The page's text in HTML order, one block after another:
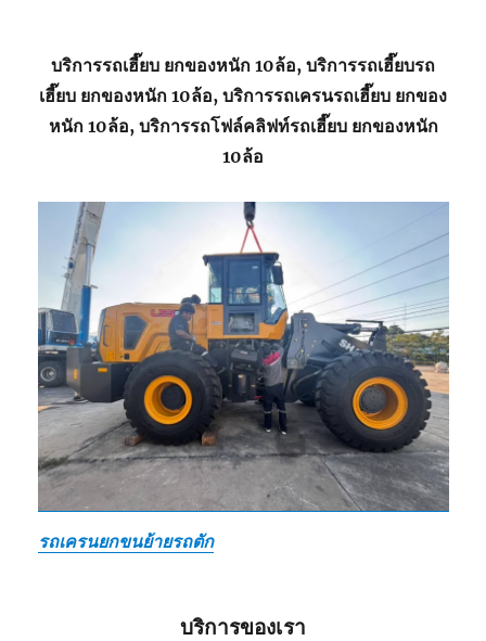
บริการรถเฮี๊ยบ ยกของหนัก 10ล้อ, บริการรถเฮี๊ยบรถ
เฮี๊ยบ ยกของหนัก 10ล้อ, บริการรถเครนรถเฮี๊ยบ ยกของ
หนัก 10ล้อ, บริการรถโฟล์คลิฟท์รถเฮี๊ยบ ยกของหนัก
10ล้อ
รถเครนยกขนย้ายรถตัก
บริการของเรา